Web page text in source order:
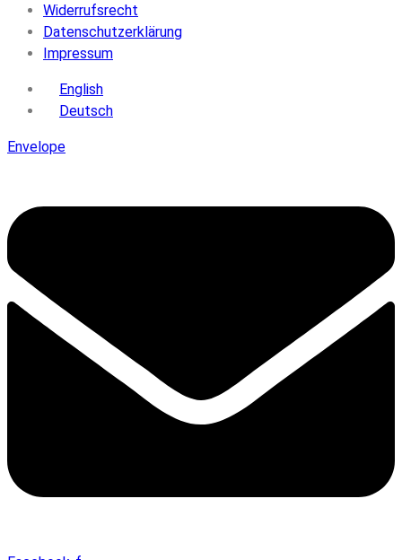
Widerrufsrecht
Datenschutzerklärung
Impressum
English
Deutsch
Envelope